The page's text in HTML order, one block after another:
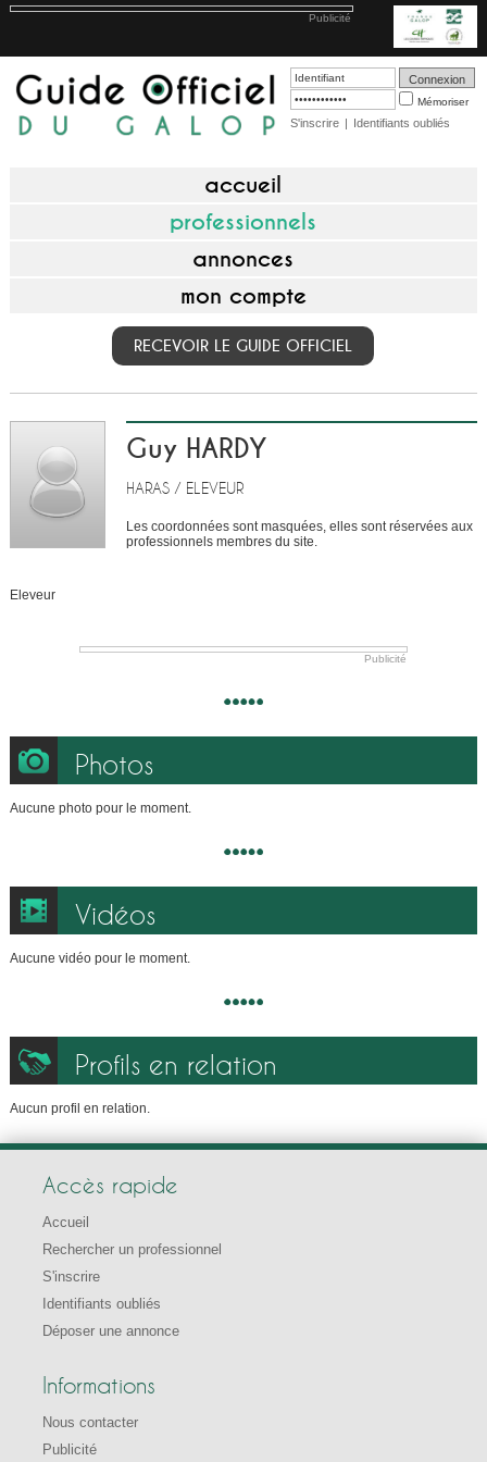
Publicité
Mémoriser
S'inscrire | Identifiants oubliés
accueil
professionnels
annonces
mon compte
RECEVOIR LE GUIDE OFFICIEL
Guy HARDY
HARAS / ELEVEUR
Les coordonnées sont masquées, elles sont réservées aux
professionnels membres du site.
Eleveur
Publicité
Photos
Aucune photo pour le moment.
Vidéos
Aucune vidéo pour le moment.
Profils en relation
Aucun profil en relation.
Accès rapide
Accueil
Rechercher un professionnel
S'inscrire
Identifiants oubliés
Déposer une annonce
Informations
Nous contacter
Publicité